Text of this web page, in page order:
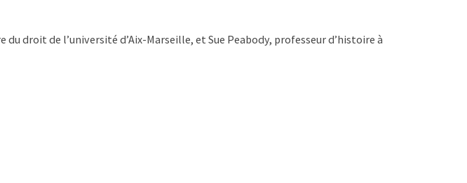
droit de l’université d’Aix-Marseille, et Sue Peabody, professeur d’histoire à